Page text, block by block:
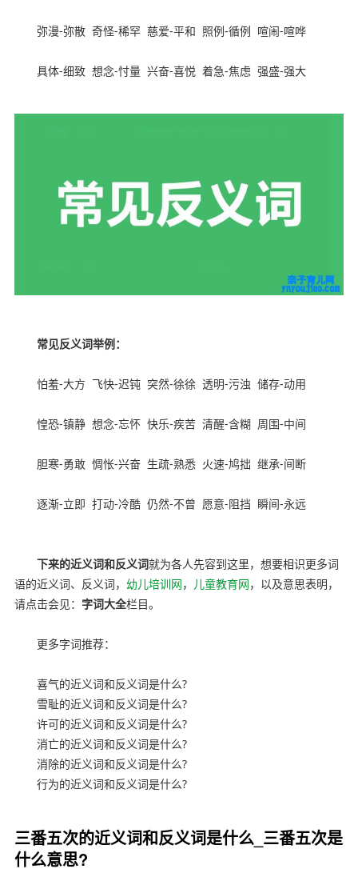
弥漫-弥散 奇怪-稀罕 慈爱-平和 照例-循例 喧闹-喧哗
具体-细致 想念-忖量 兴奋-喜悦 着急-焦虑 强盛-强大
常见反义词举例：
怕羞-大方 飞快-迟钝 突然-徐徐 透明-污浊 储存-动用
惶恐-镇静 想念-忘怀 快乐-疾苦 清醒-含糊 周围-中间
胆寒-勇敢 惆怅-兴奋 生疏-熟悉 火速-鸠拙 继承-间断
逐渐-立即 打动-冷酷 仍然-不曾 愿意-阻挡 瞬间-永远
下来的近义词和反义词就为各人先容到这里，想要相识更多词
语的近义词、反义词， 幼儿培训网， 儿童教育网，以及意思表明，
请点击会见： 字词大全栏目。
更多字词推荐：
喜气的近义词和反义词是什么?
雪耻的近义词和反义词是什么?
许可的近义词和反义词是什么?
消亡的近义词和反义词是什么?
消除的近义词和反义词是什么?
行为的近义词和反义词是什么?
三番五次的近义词和反义词是什么_三番五次是
什么意思?